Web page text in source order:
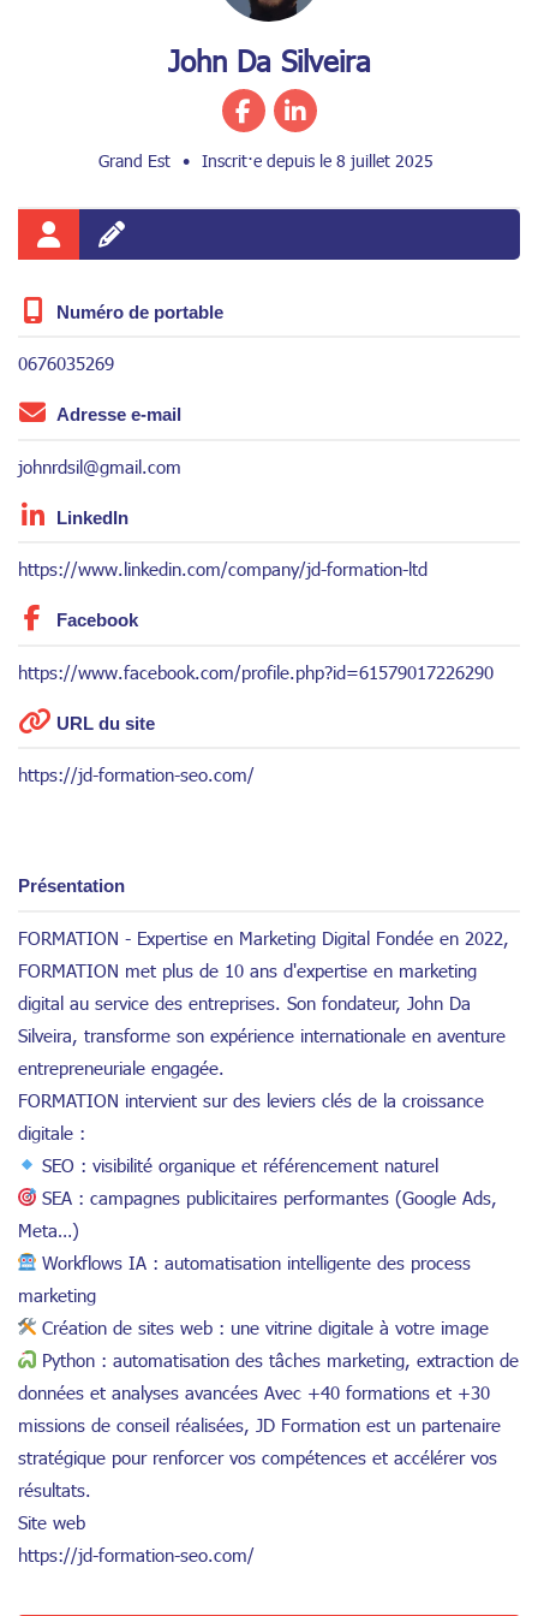
John Da Silveira
Grand Est • Inscrit·e depuis le 8 juillet 2025
Numéro de portable
0676035269
Adresse e-mail
johnrdsil@gmail.com
LinkedIn
https://www.linkedin.com/company/jd-formation-ltd
Facebook
https://www.facebook.com/profile.php?id=61579017226290
URL du site
https://jd-formation-seo.com/
Présentation
FORMATION - Expertise en Marketing Digital Fondée en 2022,
FORMATION met plus de 10 ans d'expertise en marketing
digital au service des entreprises. Son fondateur, John Da
Silveira, transforme son expérience internationale en aventure
entrepreneuriale engagée.
FORMATION intervient sur des leviers clés de la croissance
digitale :
SEO : visibilité organique et référencement naturel
SEA : campagnes publicitaires performantes (Google Ads,
Meta…)
Workflows IA : automatisation intelligente des process
marketing
Création de sites web : une vitrine digitale à votre image
Python : automatisation des tâches marketing, extraction de
données et analyses avancées Avec +40 formations et +30
missions de conseil réalisées, JD Formation est un partenaire
stratégique pour renforcer vos compétences et accélérer vos
résultats.
Site web
https://jd-formation-seo.com/